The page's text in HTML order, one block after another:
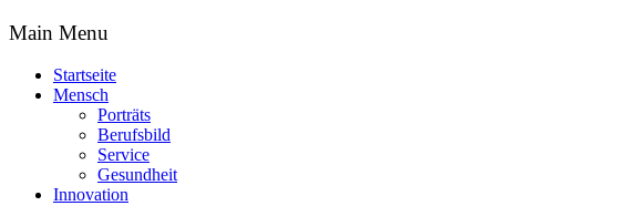
Main Menu
Startseite
Mensch
Porträts
Berufsbild
Service
Gesundheit
Innovation